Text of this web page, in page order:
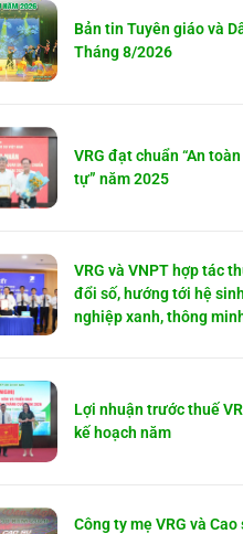
Bản tin Tuyên giáo và
Tháng 8/2026
VRG đạt chuẩn “An
tự” năm 2025
VRG và VNPT hợp tác
đổi số, hướng tới hệ
nghiệp xanh, thông
Lợi nhuận trước thuế
kế hoạch năm
Công ty mẹ VRG và